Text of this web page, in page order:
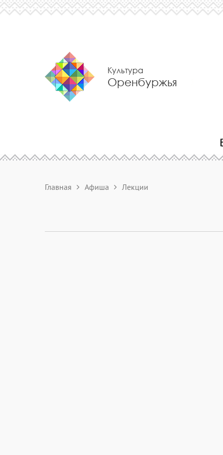
Культура
Оренбуржья
Главная Афиша Лекции